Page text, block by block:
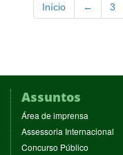
Início ← 3
Assuntos
Área de imprensa
em
nova
Assessoria Internacional
Concurso Público